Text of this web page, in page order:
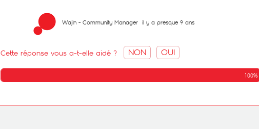
Wajih - Community Manager il y a presque 9 ans
Cette réponse vous a-t-elle aidé ? NON OUI
100%